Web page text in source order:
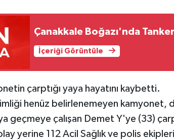
Çanakkale Boğazı'nda
İçeriği Görüntüle
çarptığı yaya hayatını kaybetti.
henüz belirlenemeyen kamyonet,
geçmeye çalışan Demet Y'ye (33)
yerine 112 Acil Sağlık ve polis